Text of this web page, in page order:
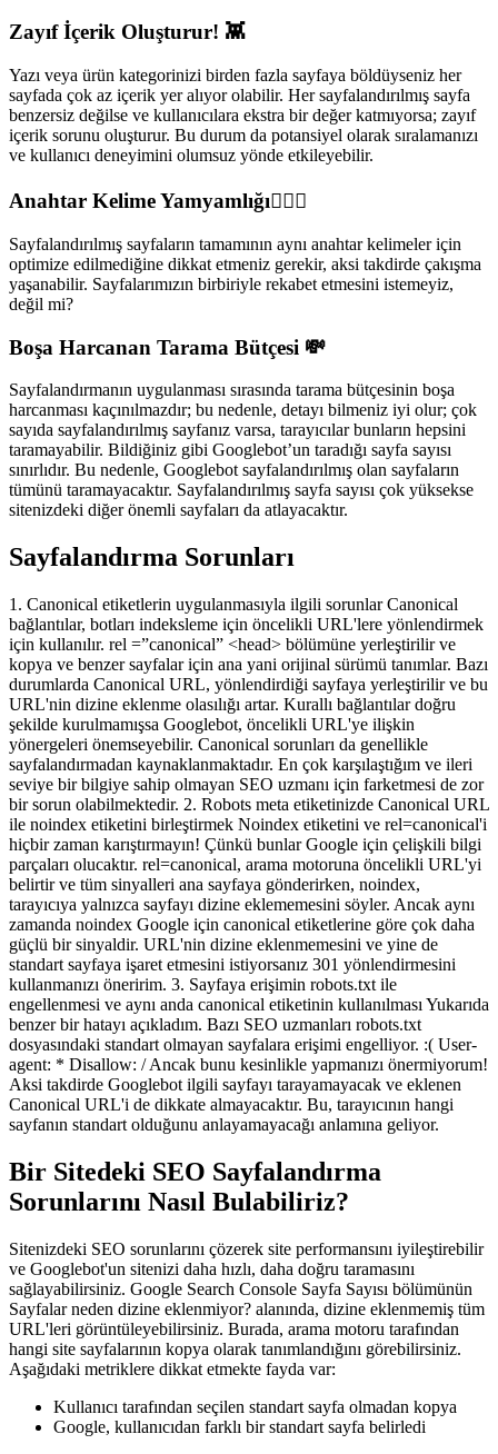
Zayıf İçerik Oluşturur! 👾
Yazı veya ürün kategorinizi birden fazla sayfaya böldüyseniz her
sayfada çok az içerik yer alıyor olabilir. Her sayfalandırılmış sayfa
benzersiz değilse ve kullanıcılara ekstra bir değer katmıyorsa; zayıf
içerik sorunu oluşturur. Bu durum da potansiyel olarak sıralamanızı
ve kullanıcı deneyimini olumsuz yönde etkileyebilir.
Anahtar Kelime Yamyamlığı🧛🏻‍♂️
Sayfalandırılmış sayfaların tamamının aynı anahtar kelimeler için
optimize edilmediğine dikkat etmeniz gerekir, aksi takdirde çakışma
yaşanabilir. Sayfalarımızın birbiriyle rekabet etmesini istemeyiz,
değil mi?
Boşa Harcanan Tarama Bütçesi 💸
Sayfalandırmanın uygulanması sırasında tarama bütçesinin boşa
harcanması kaçınılmazdır; bu nedenle, detayı bilmeniz iyi olur; çok
sayıda sayfalandırılmış sayfanız varsa, tarayıcılar bunların hepsini
taramayabilir. Bildiğiniz gibi Googlebot’un taradığı sayfa sayısı
sınırlıdır. Bu nedenle, Googlebot sayfalandırılmış olan sayfaların
tümünü taramayacaktır. Sayfalandırılmış sayfa sayısı çok yüksekse
sitenizdeki diğer önemli sayfaları da atlayacaktır.
Sayfalandırma Sorunları
1. Canonical etiketlerin uygulanmasıyla ilgili sorunlar Canonical
bağlantılar, botları indeksleme için öncelikli URL'lere yönlendirmek
için kullanılır. rel =”canonical” <head> bölümüne yerleştirilir ve
kopya ve benzer sayfalar için ana yani orijinal sürümü tanımlar. Bazı
durumlarda Canonical URL, yönlendirdiği sayfaya yerleştirilir ve bu
URL'nin dizine eklenme olasılığı artar. Kurallı bağlantılar doğru
şekilde kurulmamışsa Googlebot, öncelikli URL'ye ilişkin
yönergeleri önemseyebilir. Canonical sorunları da genellikle
sayfalandırmadan kaynaklanmaktadır. En çok karşılaştığım ve ileri
seviye bir bilgiye sahip olmayan SEO uzmanı için farketmesi de zor
bir sorun olabilmektedir. 2. Robots meta etiketinizde Canonical URL
ile noindex etiketini birleştirmek Noindex etiketini ve rel=canonical'i
hiçbir zaman karıştırmayın! Çünkü bunlar Google için çelişkili bilgi
parçaları olucaktır. rel=canonical, arama motoruna öncelikli URL'yi
belirtir ve tüm sinyalleri ana sayfaya gönderirken, noindex,
tarayıcıya yalnızca sayfayı dizine eklememesini söyler. Ancak aynı
zamanda noindex Google için canonical etiketlerine göre çok daha
güçlü bir sinyaldir. URL'nin dizine eklenmemesini ve yine de
standart sayfaya işaret etmesini istiyorsanız 301 yönlendirmesini
kullanmanızı öneririm. 3. Sayfaya erişimin robots.txt ile
engellenmesi ve aynı anda canonical etiketinin kullanılması Yukarıda
benzer bir hatayı açıkladım. Bazı SEO uzmanları robots.txt
dosyasındaki standart olmayan sayfalara erişimi engelliyor. :( User-
agent: * Disallow: / Ancak bunu kesinlikle yapmanızı önermiyorum!
Aksi takdirde Googlebot ilgili sayfayı tarayamayacak ve eklenen
Canonical URL'i de dikkate almayacaktır. Bu, tarayıcının hangi
sayfanın standart olduğunu anlayamayacağı anlamına geliyor.
Bir Sitedeki SEO Sayfalandırma
Sorunlarını Nasıl Bulabiliriz?
Sitenizdeki SEO sorunlarını çözerek site performansını iyileştirebilir
ve Googlebot'un sitenizi daha hızlı, daha doğru taramasını
sağlayabilirsiniz. Google Search Console Sayfa Sayısı bölümünün
Sayfalar neden dizine eklenmiyor? alanında, dizine eklenmemiş tüm
URL'leri görüntüleyebilirsiniz. Burada, arama motoru tarafından
hangi site sayfalarının kopya olarak tanımlandığını görebilirsiniz.
Aşağıdaki metriklere dikkat etmekte fayda var:
Kullanıcı tarafından seçilen standart sayfa olmadan kopya
Google, kullanıcıdan farklı bir standart sayfa belirledi